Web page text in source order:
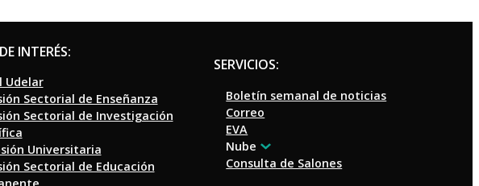
INTERÉS:
Udelar
Sectorial de Enseñanza
Sectorial de Investigación
Universitaria
Sectorial de Educación
SERVICIOS:
Boletín semanal de noticias
Correo
EVA
Nube
Consulta de Salones